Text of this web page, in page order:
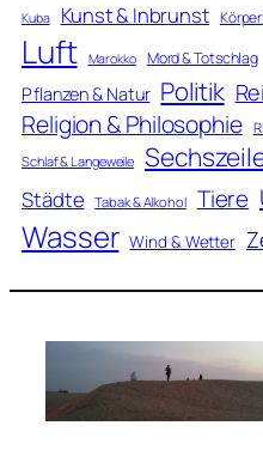
Kuba Kunst & Inbrunst
Luft Marokko Mord & Totschlag
Pflanzen & Natur Politik
Religion & Philosophie
Schlaf & Langeweile
Städte Tabak & Alkohol Tiere
Wasser Wind & Wetter